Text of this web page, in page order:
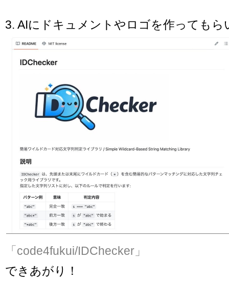
3. AIにドキュメントやロゴを作ってもら
「code4fukui/IDChecker」
できあがり！